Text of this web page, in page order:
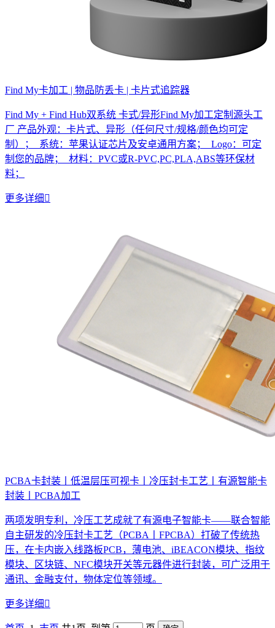
Find My卡加工 | 物品防丢卡 | 卡片式追踪器
Find My + Find Hub双系统 卡式/异形Find My加工定制源头工
厂 产品外观：卡片式、异形（任何尺寸/规格/颜色均可定
制）； 系统：苹果认证芯片及安卓通用方案； Logo：可定
制您的品牌； 材料：PVC或R-PVC,PC,PLA,ABS等环保材
料；
更多详细 
PCBA卡封装丨低温层压可视卡丨冷压封卡工艺丨有源智能卡
封装丨PCBA加工
两项发明专利，冷压工艺成就了有源电子智能卡——联合智能
自主研发的冷压封卡工艺（PCBA丨FPCBA）打破了传统热
压，在卡内嵌入线路板PCB，薄电池、iBEACON模块、指纹
模块、区块链、NFC模块开关等元器件进行封装，可广泛用于
通讯、金融支付，物体定位等领域。
更多详细 